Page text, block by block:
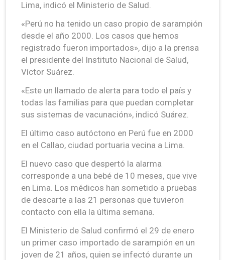
Lima, indicó el Ministerio de Salud.
«Perú no ha tenido un caso propio de sarampión
desde el año 2000. Los casos que hemos
registrado fueron importados», dijo a la prensa
el presidente del Instituto Nacional de Salud,
Víctor Suárez.
«Este un llamado de alerta para todo el país y
todas las familias para que puedan completar
sus sistemas de vacunación», indicó Suárez.
El último caso autóctono en Perú fue en 2000
en el Callao, ciudad portuaria vecina a Lima.
El nuevo caso que despertó la alarma
corresponde a una bebé de 10 meses, que vive
en Lima. Los médicos han sometido a pruebas
de descarte a las 21 personas que tuvieron
contacto con ella la última semana.
El Ministerio de Salud confirmó el 29 de enero
un primer caso importado de sarampión en un
joven de 21 años, quien se infectó durante un